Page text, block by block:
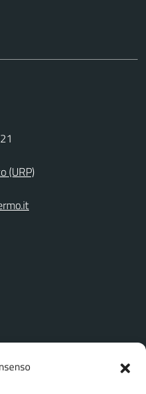
(URP)